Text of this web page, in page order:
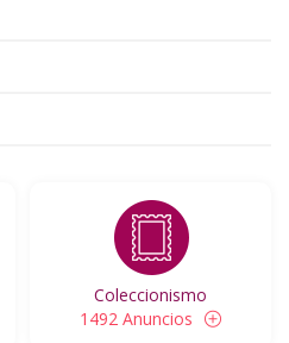
Coleccionismo
1492 Anuncios